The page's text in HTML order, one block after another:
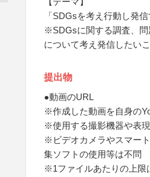
「SDGsを考え行動し発信
※SDGsに関する調査、問
について考え発信したい
提出物
●動画のURL
※作成した動画を自身の
※使用する撮影機器や表
※ビデオカメラやスマー
集ソフトの使用等は不問
※1ファイルあたりの上限